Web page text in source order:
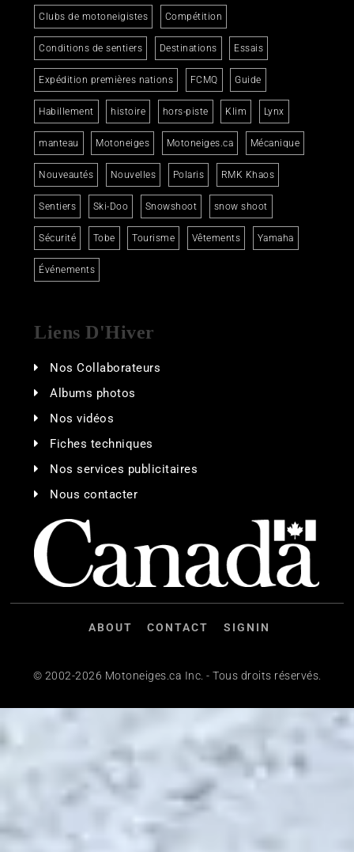
Clubs de motoneigistes Compétition
Conditions de sentiers Destinations Essais
Expédition premières nations FCMQ Guide
Habillement histoire hors-piste Klim Lynx
manteau Motoneiges Motoneiges.ca Mécanique
Nouveautés Nouvelles Polaris RMK Khaos
Sentiers Ski-Doo Snowshoot snow shoot
Sécurité Tobe Tourisme Vêtements Yamaha
Événements
Liens D'Hiver
Nos Collaborateurs
Albums photos
Nos vidéos
Fiches techniques
Nos services publicitaires
Nous contacter
ABOUT CONTACT SIGNIN
© 2002-2026 Motoneiges.ca Inc. - Tous droits réservés.